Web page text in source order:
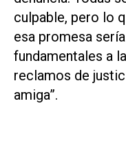
culpable, pero lo
esa promesa
fundamentales a
reclamos de
amiga”.